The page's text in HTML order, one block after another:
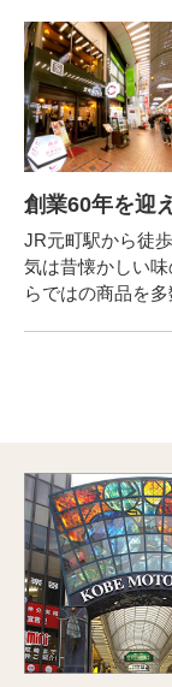
創業60年を迎
JR元町駅から徒
気は昔懐かしい
らではの商品を